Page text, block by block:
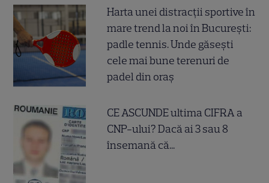
Harta unei distracții sportive în
mare trend la noi în București:
padle tennis. Unde găsești
cele mai bune terenuri de
padel din oraș
CE ASCUNDE ultima CIFRA a
CNP-ului? Dacă ai 3 sau 8
însemană că...